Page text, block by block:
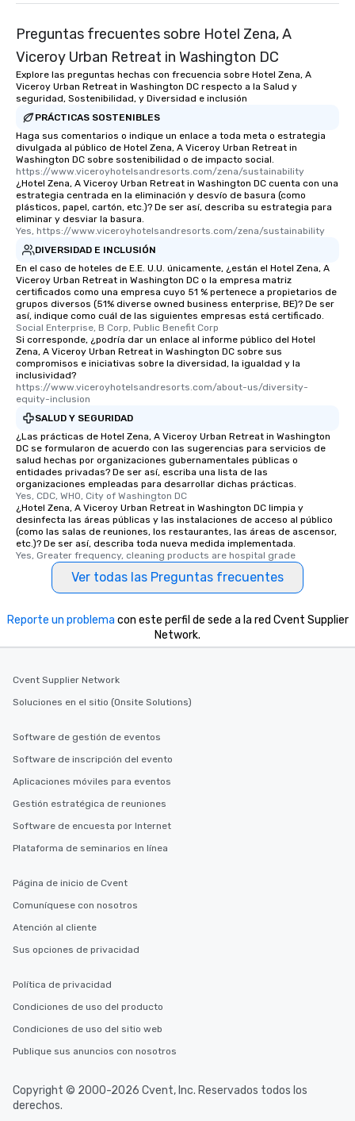
Preguntas frecuentes sobre Hotel Zena, A
Viceroy Urban Retreat in Washington DC
Explore las preguntas hechas con frecuencia sobre Hotel Zena, A
Viceroy Urban Retreat in Washington DC respecto a la Salud y
seguridad, Sostenibilidad, y Diversidad e inclusión
PRÁCTICAS SOSTENIBLES
Haga sus comentarios o indique un enlace a toda meta o estrategia
divulgada al público de Hotel Zena, A Viceroy Urban Retreat in
Washington DC sobre sostenibilidad o de impacto social.
https://www.viceroyhotelsandresorts.com/zena/sustainability
¿Hotel Zena, A Viceroy Urban Retreat in Washington DC cuenta con una
estrategia centrada en la eliminación y desvío de basura (como
plásticos, papel, cartón, etc.)? De ser así, describa su estrategia para
eliminar y desviar la basura.
Yes, https://www.viceroyhotelsandresorts.com/zena/sustainability
DIVERSIDAD E INCLUSIÓN
En el caso de hoteles de E.E. U.U. únicamente, ¿están el Hotel Zena, A
Viceroy Urban Retreat in Washington DC o la empresa matriz
certificados como una empresa cuyo 51 % pertenece a propietarios de
grupos diversos (51% diverse owned business enterprise, BE)? De ser
así, indique como cuál de las siguientes empresas está certificado.
Social Enterprise, B Corp, Public Benefit Corp
Si corresponde, ¿podría dar un enlace al informe público del Hotel
Zena, A Viceroy Urban Retreat in Washington DC sobre sus
compromisos e iniciativas sobre la diversidad, la igualdad y la
inclusividad?
https://www.viceroyhotelsandresorts.com/about-us/diversity-
equity-inclusion
SALUD Y SEGURIDAD
¿Las prácticas de Hotel Zena, A Viceroy Urban Retreat in Washington
DC se formularon de acuerdo con las sugerencias para servicios de
salud hechas por organizaciones gubernamentales públicas o
entidades privadas? De ser así, escriba una lista de las
organizaciones empleadas para desarrollar dichas prácticas.
Yes, CDC, WHO, City of Washington DC
¿Hotel Zena, A Viceroy Urban Retreat in Washington DC limpia y
desinfecta las áreas públicas y las instalaciones de acceso al público
(como las salas de reuniones, los restaurantes, las áreas de ascensor,
etc.)? De ser así, describa toda nueva medida implementada.
Yes, Greater frequency, cleaning products are hospital grade
Ver todas las Preguntas frecuentes
Reporte un problema con este perfil de sede a la red Cvent Supplier
Network.
Cvent Supplier Network
Soluciones en el sitio (Onsite Solutions)
Software de gestión de eventos
Software de inscripción del evento
Aplicaciones móviles para eventos
Gestión estratégica de reuniones
Software de encuesta por Internet
Plataforma de seminarios en línea
Página de inicio de Cvent
Comuníquese con nosotros
Atención al cliente
Sus opciones de privacidad
Política de privacidad
Condiciones de uso del producto
Condiciones de uso del sitio web
Publique sus anuncios con nosotros
Copyright © 2000-2026 Cvent, Inc. Reservados todos los
derechos.